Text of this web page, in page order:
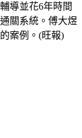
導並花6年時間
關系統。傅大煜
案例。(旺報)